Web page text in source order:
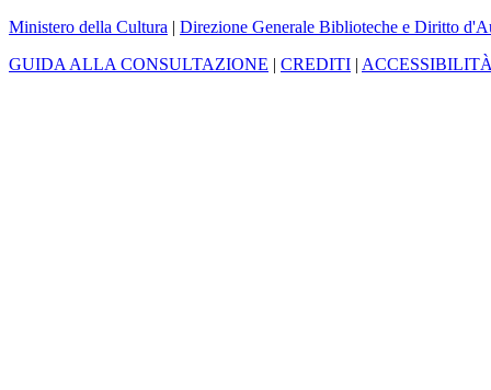
Ministero della Cultura | Direzione Generale Biblioteche e Diritto
GUIDA ALLA CONSULTAZIONE | CREDITI |